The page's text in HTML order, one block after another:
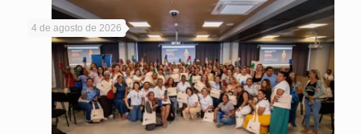
4 de agosto de 2026